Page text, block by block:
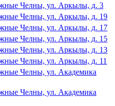
Челны, ул. Аркылы, д. 3
Челны, ул. Аркылы, д. 19
Челны, ул. Аркылы, д. 17
Челны, ул. Аркылы, д. 15
Челны, ул. Аркылы, д. 13
Челны, ул. Аркылы, д. 11
Челны, ул. Академика
Челны, ул. Академика